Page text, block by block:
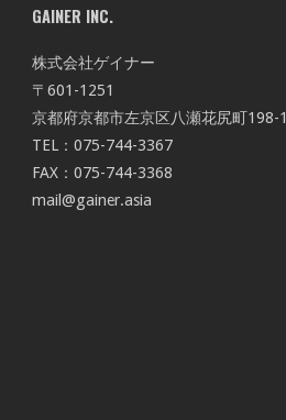
GAINER INC.
株式会社ゲイナー
〒601-1251
京都府京都市左京区八瀬花尻町198-1
TEL：075-744-3367
FAX：075-744-3368
mail@gainer.asia